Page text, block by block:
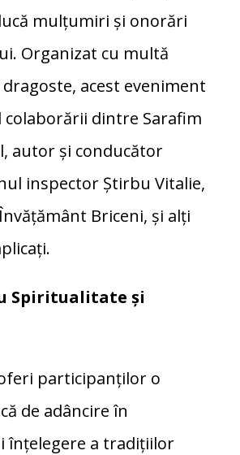
mulțumiri și onorări
Organizat cu multă
acest eveniment
dintre Sarafim
autor și conducător
inspector Știrbu Vitalie,
Briceni, și alți
Spiritualitate și
participanților o
de adâncire în
înțelegere a tradițiilor